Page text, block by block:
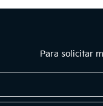
Para solicitar